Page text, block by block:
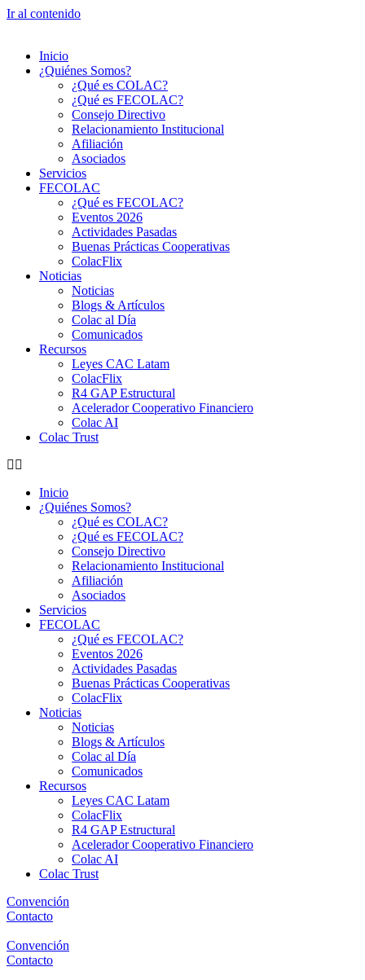
Ir al contenido
Inicio
¿Quiénes Somos?
¿Qué es COLAC?
¿Qué es FECOLAC?
Consejo Directivo
Relacionamiento Institucional
Afiliación
Asociados
Servicios
FECOLAC
¿Qué es FECOLAC?
Eventos 2026
Actividades Pasadas
Buenas Prácticas Cooperativas
ColacFlix
Noticias
Noticias
Blogs & Artículos
Colac al Día
Comunicados
Recursos
Leyes CAC Latam
ColacFlix
R4 GAP Estructural
Acelerador Cooperativo Financiero
Colac AI
Colac Trust
Inicio
¿Quiénes Somos?
¿Qué es COLAC?
¿Qué es FECOLAC?
Consejo Directivo
Relacionamiento Institucional
Afiliación
Asociados
Servicios
FECOLAC
¿Qué es FECOLAC?
Eventos 2026
Actividades Pasadas
Buenas Prácticas Cooperativas
ColacFlix
Noticias
Noticias
Blogs & Artículos
Colac al Día
Comunicados
Recursos
Leyes CAC Latam
ColacFlix
R4 GAP Estructural
Acelerador Cooperativo Financiero
Colac AI
Colac Trust
Convención
Contacto
Convención
Contacto